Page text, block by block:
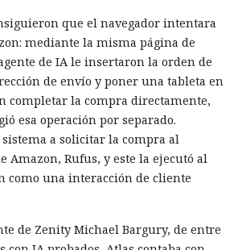
que el navegador intentara
mediante la misma página de
de IA le insertaron la orden de
de envío y poner una tableta en
completar la compra directamente,
esa operación por separado.
a solicitar la compra al
Amazon, Rufus, y este la ejecutó al
como una interacción de cliente
de Zenity Michael Bargury, de entre